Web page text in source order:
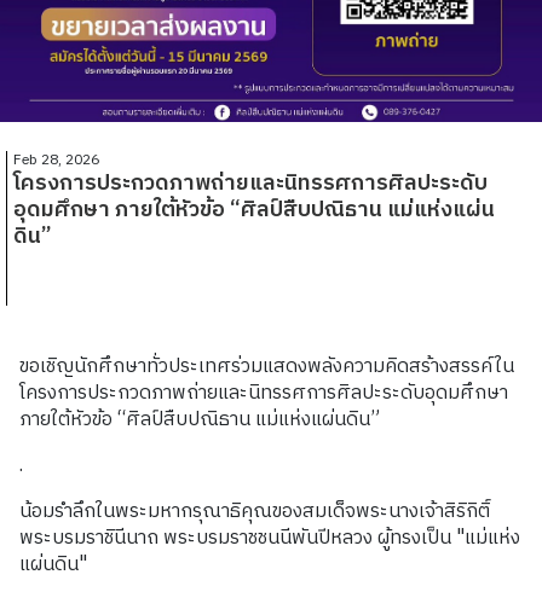
Feb 28, 2026
โครงการประกวดภาพถ่ายและนิทรรศการศิลปะระดับ
อุดมศึกษา ภายใต้หัวข้อ “ศิลป์สืบปณิธาน แม่แห่งแผ่น
ดิน”
ขอเชิญนักศึกษาทั่วประเทศร่วมแสดงพลังความคิดสร้างสรรค์ใน
โครงการประกวดภาพถ่ายและนิทรรศการศิลปะระดับอุดมศึกษา
ภายใต้หัวข้อ “ศิลป์สืบปณิธาน แม่แห่งแผ่นดิน”
.
น้อมรำลึกในพระมหากรุณาธิคุณของสมเด็จพระนางเจ้าสิริกิติ์
พระบรมราชินีนาถ พระบรมราชชนนีพันปีหลวง ผู้ทรงเป็น "แม่แห่ง
แผ่นดิน"